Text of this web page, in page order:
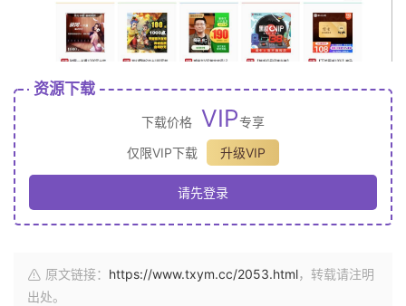
资源下载
下载价格 VIP专享
仅限VIP下载
升级VIP
请先登录
原文链接： https://www.txym.cc/2053.html，转载请注明
出处。